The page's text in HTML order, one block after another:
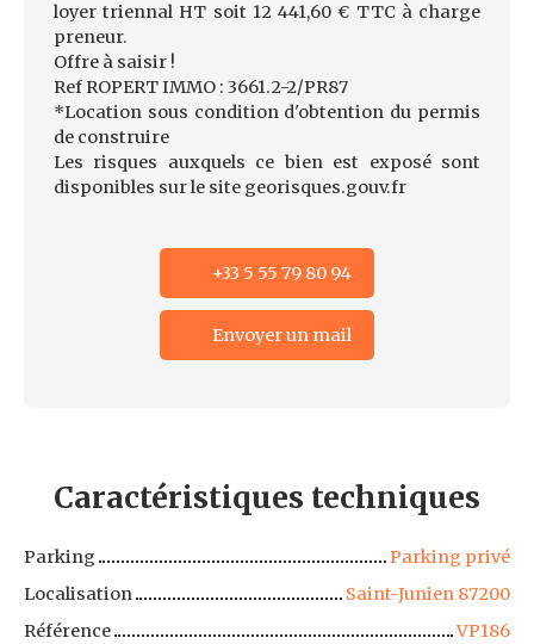
loyer triennal HT soit 12 441,60 € TTC à charge
preneur.
Offre à saisir !
Ref ROPERT IMMO : 3661.2-2/PR87
*Location sous condition d'obtention du permis
de construire
Les risques auxquels ce bien est exposé sont
disponibles sur le site georisques.gouv.fr
+33 5 55 79 80 94
Envoyer un mail
Caractéristiques techniques
Parking
Parking privé
Localisation
Saint-Junien 87200
Référence
VP186